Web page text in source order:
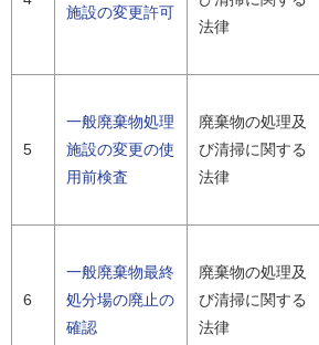
施設の変更許可
法律
5
一般廃棄物処理
施設の変更の使
用前検査
廃棄物の処理及
び清掃に関する
法律
6
一般廃棄物最終
処分場の廃止の
確認
廃棄物の処理及
び清掃に関する
法律